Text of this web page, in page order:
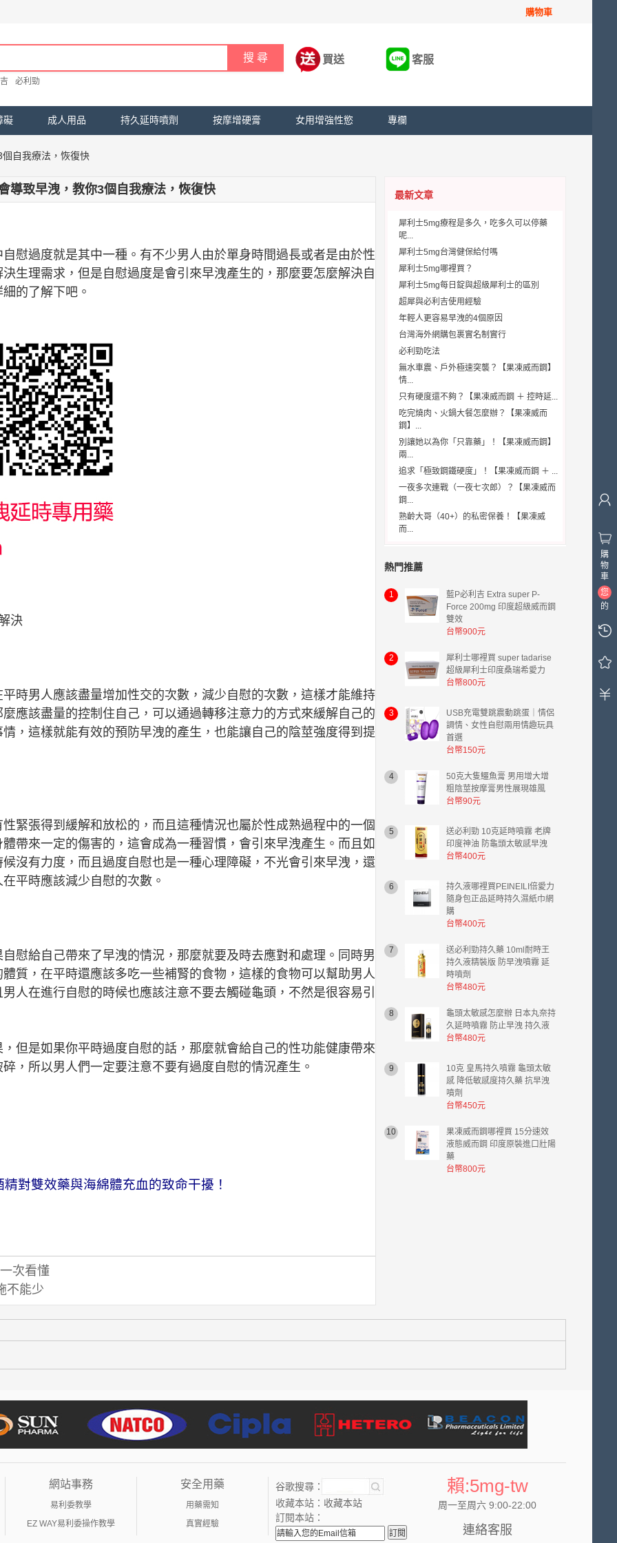
購物車
必利勁
買送 客服
礙 成人用品 持久延時噴劑 按摩增硬膏 女用增強性慾 專欄
自我療法，恢復快
導致早洩，教你3個自我療法，恢復快
慰過度就是其中一種。有不少男人由於單身時間過長或者是由於性
生理需求，但是自慰過度是會引來早洩產生的，那麼要怎麼解決自
的了解下吧。
決
時男人應該盡量增加性交的次數，減少自慰的次數，這樣才能維持
應該盡量的控制住自己，可以通過轉移注意力的方式來緩解自己的
，這樣就能有效的預防早洩的產生，也能讓自己的陰莖強度得到提
緊張得到緩解和放松的，而且這種情況也屬於性成熟過程中的一個
帶來一定的傷害的，這會成為一種習慣，會引來早洩產生。而且如
沒有力度，而且過度自慰也是一種心理障礙，不光會引來早洩，還
平時應該減少自慰的次數。
慰給自己帶來了早洩的情況，那麼就要及時去應對和處理。同時男
質，在平時還應該多吃一些補腎的食物，這樣的食物可以幫助男人
人在進行自慰的時候也應該注意不要去觸碰龜頭，不然是很容易引
但是如果你平時過度自慰的話，那麼就會給自己的性功能健康帶來
，所以男人們一定要注意不要有過度自慰的情況產生。
對雙效藥與海綿體充血的致命干擾！
次看懂
不能少
最新文章
犀利士5mg療程是多久，吃多久可以停藥
呢...
犀利士5mg台灣健保給付嗎
犀利士5mg哪裡買？
犀利士5mg每日錠與超級犀利士的區別
超犀與必利吉使用經驗
年輕人更容易早洩的4個原因
台灣海外網購包裹實名制實行
必利勁吃法
無水車震、戶外極速突襲？【果凍威而鋼】
情...
只有硬度還不夠？【果凍威而鋼 ＋ 控時延...
吃完燒肉、火鍋大餐怎麼辦？【果凍威而
鋼】...
別讓她以為你「只靠藥」！【果凍威而鋼】
兩...
追求「極致鋼鐵硬度」！【果凍威而鋼 ＋ ...
一夜多次連戰（一夜七次郎）？【果凍威而
鋼...
熟齡大哥（40+）的私密保養！【果凍威
而...
熱門推薦
1
藍P必利吉 Extra super P-
Force 200mg 印度超級威而鋼
雙效
台幣900元
2
犀利士哪裡買 super tadarise
超級犀利士印度桑瑞希愛力
台幣800元
3
USB充電雙跳震動跳蛋｜情侶
調情、女性自慰兩用情趣玩具
首選
台幣150元
4
50克大隻鱷魚膏 男用增大增
粗陰莖按摩膏男性展現雄風
台幣90元
5
送必利勁 10克延時噴霧 老牌
印度神油 防龜頭太敏感早洩
台幣400元
6
持久液哪裡買PEINEILI倍愛力
隨身包正品延時持久濕紙巾網
購
台幣400元
7
送必利勁持久藥 10ml耐時王
持久液精裝版 防早洩噴霧 延
時噴劑
台幣480元
8
龜頭太敏感怎麼辦 日本丸奈持
久延時噴霧 防止早洩 持久液
台幣480元
9
10克 皇馬持久噴霧 龜頭太敏
感 降低敏感度持久藥 抗早洩
噴劑
台幣450元
10
果凍威而鋼哪裡買 15分速效
液態威而鋼 印度原裝進口壯陽
藥
台幣800元
網站事務
易利委教學
EZ WAY易利委操作教學
安全用藥
用藥需知
真實經驗
谷歌搜尋：
收藏本站： 收藏本站
訂閱本站：
賴:5mg-tw
周一至周六 9:00-22:00
連絡客服
購
物
車
您
的
物
中
0
件